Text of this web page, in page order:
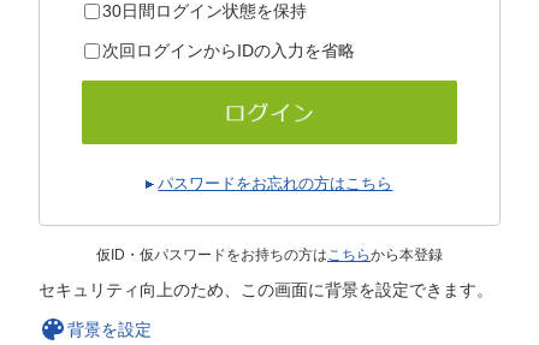
30日間ログイン状態を保持
次回ログインからIDの入力を省略
パスワードをお忘れの方はこちら
仮ID・仮パスワードをお持ちの方はこちらから本登録
セキュリティ向上のため、この画面に背景を設定できます。
背景を設定